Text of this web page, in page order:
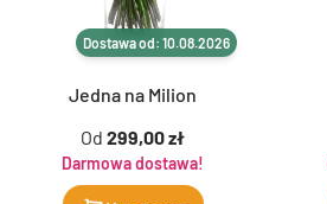
Dostawa od: 10.08.2026
Jedna na Milion
Od 299,00 zł
Darmowa dostawa!